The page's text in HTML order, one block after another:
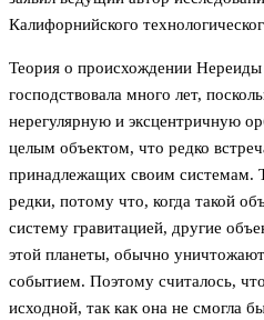
Калифорнийского
Теория о происхождении
господствовала много лет,
нерегулярную и эксцентричную
целым объектом, что редко
принадлежащих своим системам.
редки, потому что, когда такой
систему гравитацией, другие
этой планеты, обычно
событием. Поэтому считалось,
исходной, так как она не смогла